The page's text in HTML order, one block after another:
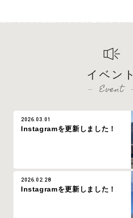
イベント
Event
2026.03.01
Instagramを更新しました！
2026.02.28
Instagramを更新しました！